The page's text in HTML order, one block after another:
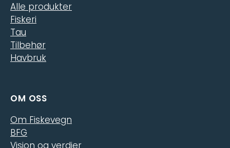
Alle produkter
Fiskeri
Tau
Tilbehør
Havbruk
OM OSS
Om Fiskevegn
BFG